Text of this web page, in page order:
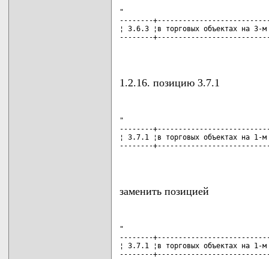
"
--------
¦ 3.6.3 ¦в торговых объектах
--------
1.2.16. позицию 3.7.1
"
--------
¦ 3.7.1 ¦в торговых объектах
--------
заменить позицией
"
--------
¦ 3.7.1 ¦в торговых объектах
--------